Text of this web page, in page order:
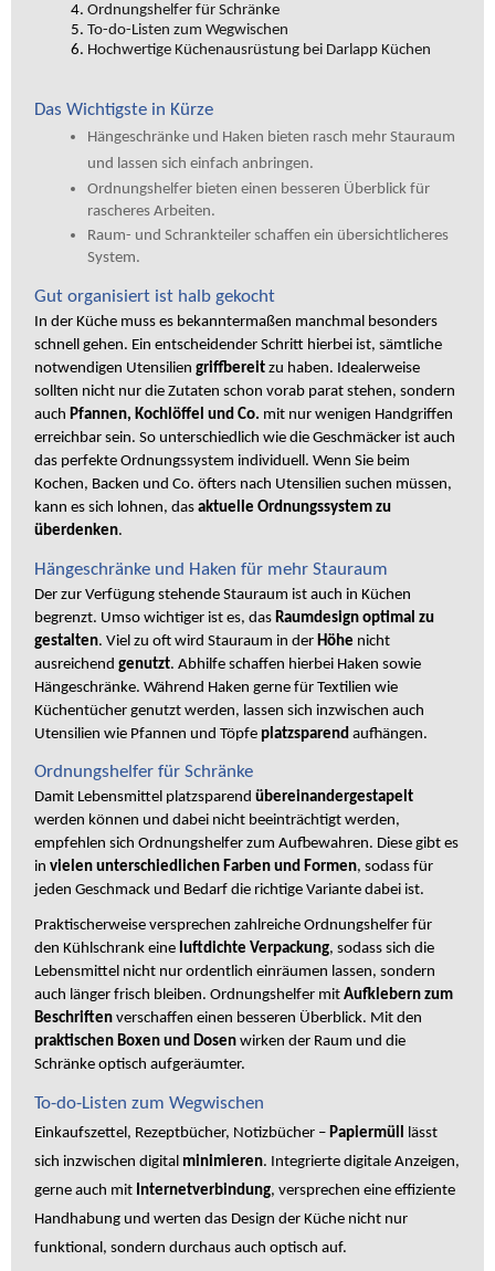
Ordnungshelfer für Schränke
To-do-Listen zum Wegwischen
Hochwertige Küchenausrüstung bei Darlapp Küchen
Das Wichtigste in Kürze
Hängeschränke und Haken bieten rasch mehr Stauraum
und lassen sich einfach anbringen.
Ordnungshelfer bieten einen besseren Überblick für
rascheres Arbeiten.
Raum- und Schrankteiler schaffen ein übersichtlicheres
System.
Gut organisiert ist halb gekocht
In der Küche muss es bekanntermaßen manchmal besonders
schnell gehen. Ein entscheidender Schritt hierbei ist, sämtliche
notwendigen Utensiliengriffbereit zu haben. Idealerweise
sollten nicht nur die Zutaten schon vorab parat stehen, sondern
auchPfannen, Kochlöffel und Co. mit nur wenigen Handgriffen
erreichbar sein. So unterschiedlich wie die Geschmäcker ist auch
das perfekte Ordnungssystem individuell. Wenn Sie beim
Kochen, Backen und Co. öfters nach Utensilien suchen müssen,
kann es sich lohnen, dasaktuelle Ordnungssystem zu
überdenken.
Hängeschränke und Haken für mehr Stauraum
Der zur Verfügung stehende Stauraum ist auch in Küchen
begrenzt. Umso wichtiger ist es, das Raumdesign optimal zu
gestalten. Viel zu oft wird Stauraum in der Höhe nicht
ausreichendgenutzt. Abhilfe schaffen hierbei Haken sowie
Hängeschränke. Während Haken gerne für Textilien wie
Küchentücher genutzt werden, lassen sich inzwischen auch
Utensilien wie Pfannen und Töpfe platzsparend aufhängen.
Ordnungshelfer für Schränke
Damit Lebensmittel platzsparend übereinandergestapelt
werden können und dabei nicht beeinträchtigt werden,
empfehlen sich Ordnungshelfer zum Aufbewahren. Diese gibt es
invielen unterschiedlichen Farben und Formen, sodass für
jeden Geschmack und Bedarf die richtige Variante dabei ist.
Praktischerweise versprechen zahlreiche Ordnungshelfer für
den Kühlschrank eine luftdichte Verpackung, sodass sich die
Lebensmittel nicht nur ordentlich einräumen lassen, sondern
auch länger frisch bleiben. Ordnungshelfer mitAufklebern zum
Beschriften verschaffen einen besseren Überblick. Mit den
praktischen Boxen und Dosen wirken der Raum und die
Schränke optisch aufgeräumter.
To-do-Listen zum Wegwischen
Einkaufszettel, Rezeptbücher, Notizbücher – Papiermüll
lässt
sich inzwischen digital minimieren. Integrierte digitale Anzeigen,
gerne auch mit Internetverbindung, versprechen eine effiziente
Handhabung und werten das Design der Küche nicht nur
funktional, sondern durchaus auch optisch auf.